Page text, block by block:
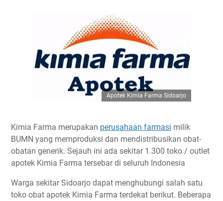
Apotek Kimia Farma Sidoarjo
Kimia Farma merupakan perusahaan farmasi milik
BUMN yang memproduksi dan mendistribusikan obat-
obatan generik. Sejauh ini ada sekitar 1.300 toko / outlet
apotek Kimia Farma tersebar di seluruh Indonesia
Warga sekitar Sidoarjo dapat menghubungi salah satu
toko obat apotek Kimia Farma terdekat berikut. Beberapa